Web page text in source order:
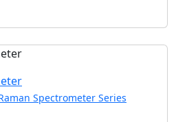
Spectrometer Series